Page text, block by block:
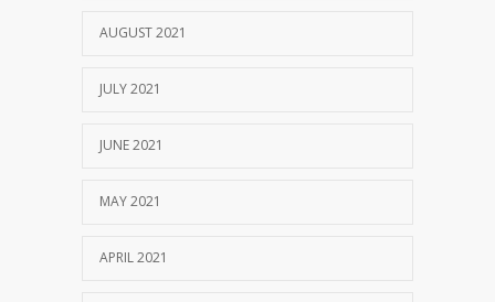
AUGUST 2021
JULY 2021
JUNE 2021
MAY 2021
APRIL 2021